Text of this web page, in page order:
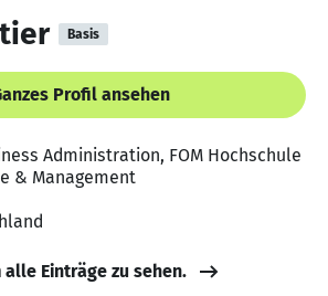
Basis
Profil ansehen
Administration, FOM Hochschule
& Management
alle Einträge zu sehen.